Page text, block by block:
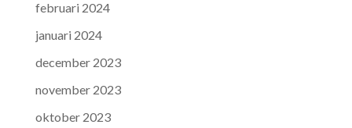
februari 2024
januari 2024
december 2023
november 2023
oktober 2023